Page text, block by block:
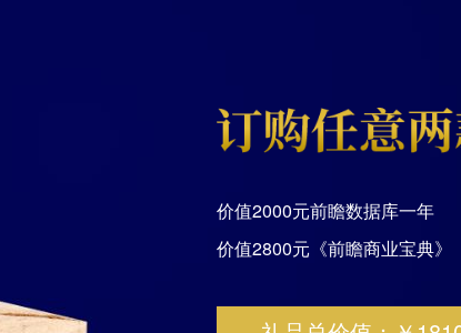
价值2000元前瞻数据库一年
价值2800元《前瞻商业宝典》